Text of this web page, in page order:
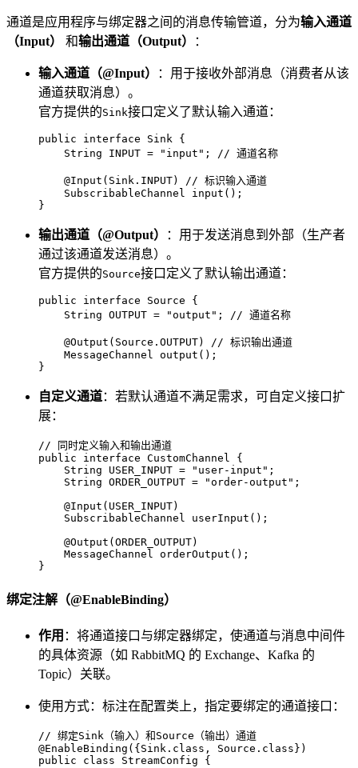
通道是应用程序与绑定器之间的消息传输管道，分为输入通道
（Input）
和输出通道（Output） ：
输入通道（@Input）
：用于接收外部消息（消费者从该
通道获取消息）。
官方提供的Sink接口定义了默认输入通道：
public interface Sink {
String
INPUT = "input" ; // 通道名称
@Input(Sink.INPUT)
// 标识输入通道
    SubscribableChannel
input () ;
}
输出通道（@Output）
：用于发送消息到外部（生产者
通过该通道发送消息）。
官方提供的Source接口定义了默认输出通道：
public interface Source {
String OUTPUT = "output" ; // 通道名称
@Output(Source.OUTPUT)
// 标识输出通道
    MessageChannel
output () ;
}
自定义通道：若默认通道不满足需求，可自定义接口扩
展：
// 同时定义输入和输出通道
public
interface CustomChannel
{
String
USER_INPUT = "user-input" ;
String ORDER_OUTPUT = "order-output" ;
@Input(USER_INPUT)
    SubscribableChannel
userInput () ;
@Output(ORDER_OUTPUT)
    MessageChannel
orderOutput () ;
}
绑定注解（@EnableBinding）
作用 ：将通道接口与绑定器绑定，使通道与消息中间件
的具体资源（如 RabbitMQ 的 Exchange、Kafka 的
Topic）关联。
使用方式：标注在配置类上，指定要绑定的通道接口：
// 绑定Sink（输入）和Source（输出）通道
@EnableBinding({Sink.class, Source.class})
public
class StreamConfig {